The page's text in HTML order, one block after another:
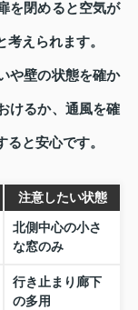
を閉めると空気が
えられます。
や壁の状態を確か
けるか、通風を確
と安心です。
注意したい状態
北側中心の小さ
な窓のみ
行き止まり廊下
の多用